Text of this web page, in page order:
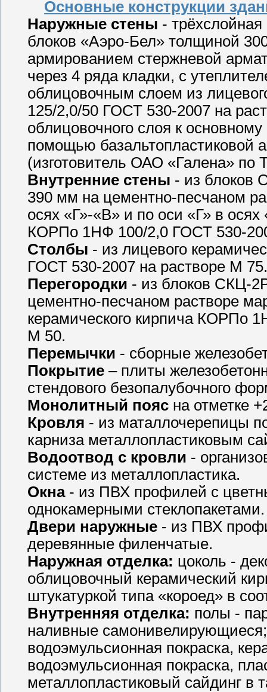
Основные конструкции
Наружные стены -
блоков «Аэро-Бел» толщиной
армированием стержневой
через 4 ряда кладки, с
облицовочным слоем из
125/2,0/50 ГОСТ 530-2007 на
облицовочного слоя к
помощью
(изготовитель ОАО «Галена» по
Внутренние стены - из блоков
390 мм на цементно-песчаном
осях «Г»-«В» и по оси «Г» в
КОРПо 1НФ 100/2,0 ГОСТ 530-
Столбы - из лицевого
ГОСТ 530-2007 на растворе М 75.
Перегородки - из блоков СКЦ-
цементно-песчаном растворе
керамического кирпича КОРПо
М 50.
Перемычки - сборные
Покрытие – плиты
стендового безопалубочного
Монолитный пояс на отметке
Кровля - из маталлочерепицы
карниза металлопластиковым
Водоотвод с кровли -
системе из металлопластика.
Окна- из ПВХ профилей с
однокамерными стеклопакетами.
Двери наружные - из ПВХ
деревянные филенчатые.
Наружная отделка: цоколь -
облицовочный керамический
штукатуркой типа «короед» в
Внутренняя отделка: полы -
наливные
водоэмульсионная покраска,
водоэмульсионная покраска,
металлопластиковый сайдинг в